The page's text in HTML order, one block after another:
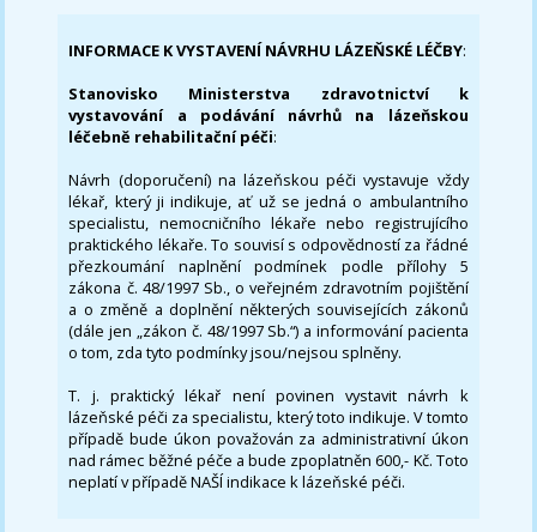
INFORMACE K VYSTAVENÍ NÁVRHU LÁZEŇSKÉ LÉČBY:
Stanovisko Ministerstva zdravotnictví k
vystavování a podávání návrhů na lázeňskou
léčebně rehabilitační péči:
Návrh (doporučení) na lázeňskou péči vystavuje vždy
lékař, který ji indikuje, ať už se jedná o ambulantního
specialistu, nemocničního lékaře nebo registrujícího
praktického lékaře. To souvisí s odpovědností za řádné
přezkoumání naplnění podmínek podle přílohy 5
zákona č. 48/1997 Sb., o veřejném zdravotním pojištění
a o změně a doplnění některých souvisejících zákonů
(dále jen „zákon č. 48/1997 Sb.“) a informování pacienta
o tom, zda tyto podmínky jsou/nejsou splněny.
T. j. praktický lékař není povinen vystavit návrh k
lázeňské péči za specialistu, který toto indikuje. V tomto
případě bude úkon považován za administrativní úkon
nad rámec běžné péče a bude zpoplatněn 600,- Kč. Toto
neplatí v případě NAŠÍ indikace k lázeňské péči.